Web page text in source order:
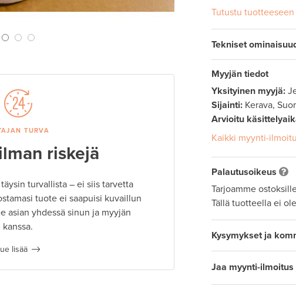
TURVA
riskejä
turvallista – ei siis tarvetta
tuote ei saapuisi kuvaillun
asian yhdessä sinun ja myyjän
kanssa.
lisää
Tutustu tuotteeseen
Tekniset
Myyjän tiedot
Yksityinen myyjä:
Sijainti:Kerava,
Arvioitu
Kaikki myynti-
Palautusoikeus
Tarjoamme
Tällä tuotteella ei
Kysymykset ja
Jaa myynti-ilmoitus